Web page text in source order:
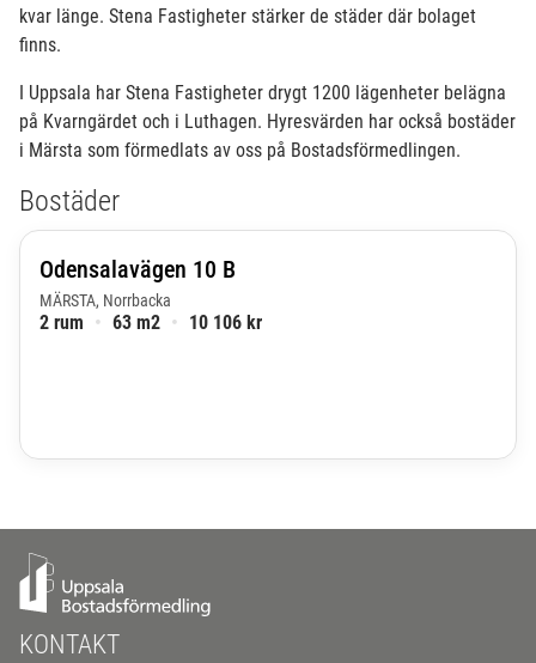
kvar länge. Stena Fastigheter stärker de städer där bolaget
finns.
I Uppsala har Stena Fastigheter drygt 1200 lägenheter belägna
på Kvarngärdet och i Luthagen. Hyresvärden har också bostäder
i Märsta som förmedlats av oss på Bostadsförmedlingen.
Bostäder
Odensalavägen 10 B
MÄRSTA, Norrbacka
2 rum • 63 m2 • 10 106 kr
KONTAKT